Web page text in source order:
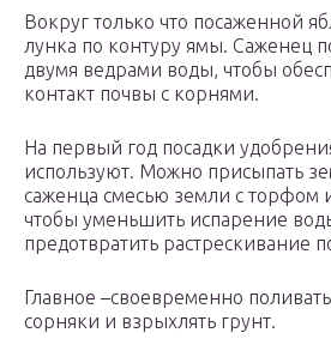
Вокруг только что посаженной
лунка по контуру ямы. Саженец
двумя ведрами воды, чтобы
контакт почвы с корнями.
На первый год посадки
используют. Можно присыпать
саженца смесью земли с торфом
чтобы уменьшить испарение
предотвратить растрескивание
Главное –своевременно
сорняки и взрыхлять грунт.